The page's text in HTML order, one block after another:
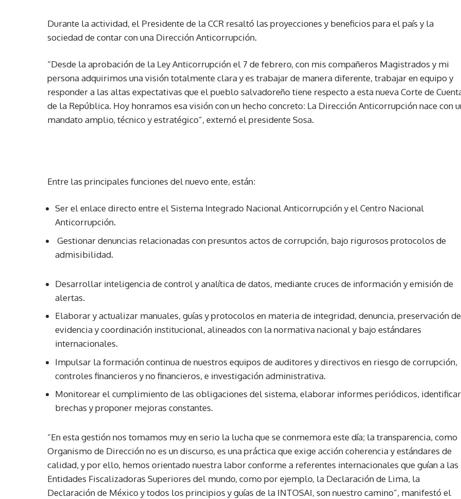
Durante la actividad, el Presidente de la CCR resaltó las proyecciones y beneficios para el país y la
sociedad de contar con una Dirección Anticorrupción.
“Desde la aprobación de la Ley Anticorrupción el 7 de febrero, con mis compañeros Magistrados y mi
persona adquirimos una visión totalmente clara y es trabajar de manera diferente, trabajar en equipo y
responder a las altas expectativas que el pueblo salvadoreño tiene respecto a esta nueva Corte de
de la República. Hoy honramos esa visión con un hecho concreto: La Dirección Anticorrupción nace con
mandato amplio, técnico y estratégico”, externó el presidente Sosa.
Entre las principales funciones del nuevo ente, están:
Ser el enlace directo entre el Sistema Integrado Nacional Anticorrupción y el Centro Nacional
Anticorrupción.
Gestionar denuncias relacionadas con presuntos actos de corrupción, bajo rigurosos protocolos de
admisibilidad.
Desarrollar inteligencia de control y analítica de datos, mediante cruces de información y emisión de
alertas.
Elaborar y actualizar manuales, guías y protocolos en materia de integridad, denuncia, preservación de
evidencia y coordinación institucional, alineados con la normativa nacional y bajo estándares
internacionales.
Impulsar la formación continua de nuestros equipos de auditores y directivos en riesgo de corrupción,
controles financieros y no financieros, e investigación administrativa.
Monitorear el cumplimiento de las obligaciones del sistema, elaborar informes periódicos, identificar
brechas y proponer mejoras constantes.
“En esta gestión nos tomamos muy en serio la lucha que se conmemora este día; la transparencia, como
Organismo de Dirección no es un discurso, es una práctica que exige acción coherencia y estándares de
calidad, y por ello, hemos orientado nuestra labor conforme a referentes internacionales que guían a las
Entidades Fiscalizadoras Superiores del mundo, como por ejemplo, la Declaración de Lima, la
Declaración de México y todos los principios y guías de la INTOSAI, son nuestro camino”, manifestó el